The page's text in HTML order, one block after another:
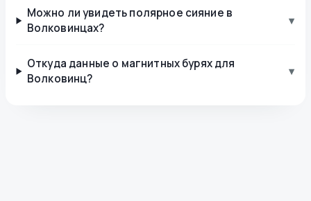
Можно ли увидеть полярное сияние в
Волковинцах?
▾
Откуда данные о магнитных бурях для
Волковинц?
▾